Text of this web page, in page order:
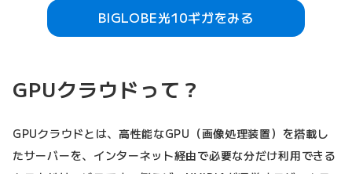
BIGLOBE光10ギガをみる
GPUクラウドって？
GPUクラウドとは、高性能なGPU（画像処理装置）を搭載し
たサーバーを、インターネット経由で必要な分だけ利用できる